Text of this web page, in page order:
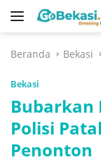
Langsung
Beranda
Bekasi
Bekasi
Bubarkan
Polisi
Penonton